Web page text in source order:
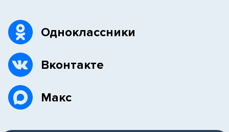
Одноклассники
Вконтакте
Макс